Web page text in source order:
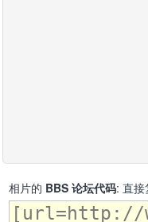
相片的 BBS 论坛代码: 直接